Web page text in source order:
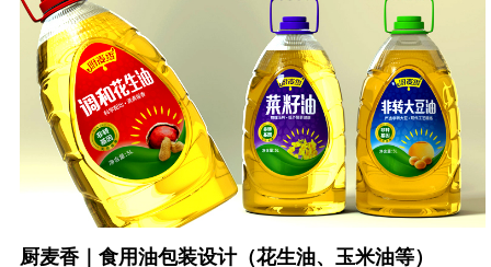
厨麦香｜食用油包装设计（花生油、玉米油等）